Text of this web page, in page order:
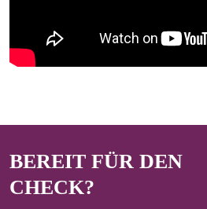
BEREIT FÜR DEN
CHECK?